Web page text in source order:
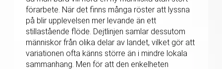
förarbete. När det finns många röster att lyssna
på blir upplevelsen mer levande än ett
stillastående flöde. Dejtlinjen samlar dessutom
människor från olika delar av landet, vilket gör att
variationen ofta känns större än i mindre lokala
sammanhang. Men för att den enkelheten